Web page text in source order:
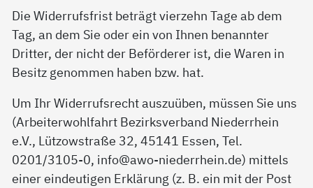
Die Widerrufsfrist beträgt vierzehn Tage ab dem
Tag, an dem Sie oder ein von Ihnen benannter
Dritter, der nicht der Beförderer ist, die Waren in
Besitz genommen haben bzw. hat.
Um Ihr Widerrufsrecht auszuüben, müssen Sie uns
(Arbeiterwohlfahrt Bezirksverband Niederrhein
e.V., Lützowstraße 32, 45141 Essen, Tel.
0201/3105-0, info@awo-niederrhein.de) mittels
einer eindeutigen Erklärung (z. B. ein mit der Post